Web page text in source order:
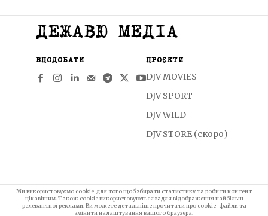
ДЕЖАВЮ МЕДІА
ВПОДОБАТИ ПРОЄКТИ
DJV MOVIES
DJV SPORT
DJV WILD
DJV STORE (скоро)
Ми використовуємо cookie, для того щоб збирати статистику та робити контент
цікавішим. Також cookie використовуються задля відображення найбільш
релевантної реклами. Ви можете детальніше прочитати про cookie-файли та
змінити налаштування вашого браузера.